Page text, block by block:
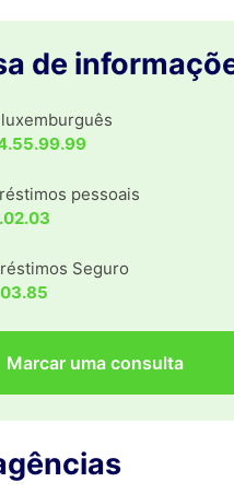
de
pessoais
Seguro
Marcar uma consulta